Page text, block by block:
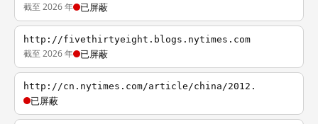
截至 2026 年 已屏蔽
http://fivethirtyeight.blogs.nytimes.com
截至 2026 年 已屏蔽
http://cn.nytimes.com/article/china/2012.
已屏蔽